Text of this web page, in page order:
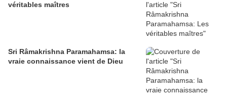
véritables maîtres
Sri Râmakrishna Paramahamsa: la
vraie connaissance vient de Dieu